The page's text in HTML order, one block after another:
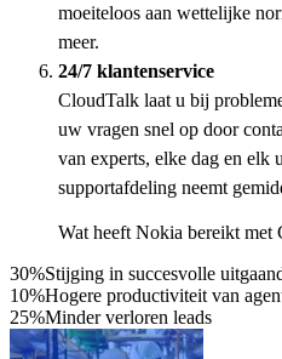
moeiteloos aan wettelijke
meer.
24/7 klantenservice
CloudTalk laat u bij
uw vragen snel op door
van experts, elke dag en elk
supportafdeling neemt
Wat heeft Nokia bereikt met
30%Stijging in succesvolle
10%Hogere productiviteit van
25%Minder verloren leads